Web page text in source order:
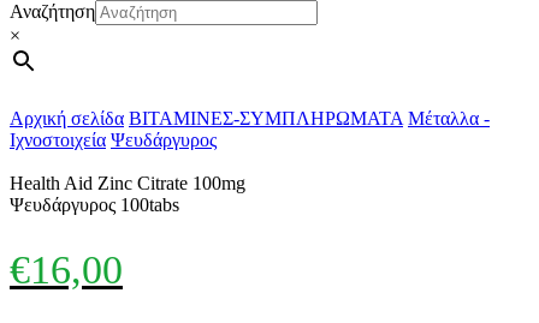
Αναζήτηση
×
Αρχική σελίδα ΒΙΤΑΜΙΝΕΣ-ΣΥΜΠΛΗΡΩΜΑΤΑ Μέταλλα -
Ιχνοστοιχεία Ψευδάργυρος
Health Aid Zinc Citrate 100mg
Ψευδάργυρος 100tabs
€16,00